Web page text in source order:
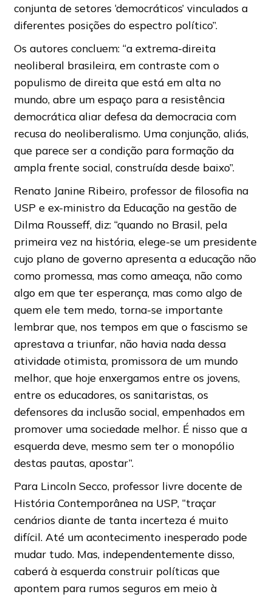
conjunta de setores ‘democráticos’ vinculados a
diferentes posições do espectro político”.
Os autores concluem: “a extrema-direita
neoliberal brasileira, em contraste com o
populismo de direita que está em alta no
mundo, abre um espaço para a resistência
democrática aliar defesa da democracia com
recusa do neoliberalismo. Uma conjunção, aliás,
que parece ser a condição para formação da
ampla frente social, construída desde baixo”.
Renato Janine Ribeiro, professor de filosofia na
USP e ex-ministro da Educação na gestão de
Dilma Rousseff, diz: “quando no Brasil, pela
primeira vez na história, elege-se um presidente
cujo plano de governo apresenta a educação não
como promessa, mas como ameaça, não como
algo em que ter esperança, mas como algo de
quem ele tem medo, torna-se importante
lembrar que, nos tempos em que o fascismo se
aprestava a triunfar, não havia nada dessa
atividade otimista, promissora de um mundo
melhor, que hoje enxergamos entre os jovens,
entre os educadores, os sanitaristas, os
defensores da inclusão social, empenhados em
promover uma sociedade melhor. É nisso que a
esquerda deve, mesmo sem ter o monopólio
destas pautas, apostar”.
Para Lincoln Secco, professor livre docente de
História Contemporânea na USP, “traçar
cenários diante de tanta incerteza é muito
difícil. Até um acontecimento inesperado pode
mudar tudo. Mas, independentemente disso,
caberá à esquerda construir políticas que
apontem para rumos seguros em meio à